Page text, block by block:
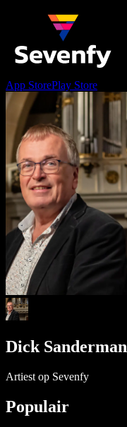
App StorePlay Store
Dick Sanderman
Artiest op Sevenfy
Populair